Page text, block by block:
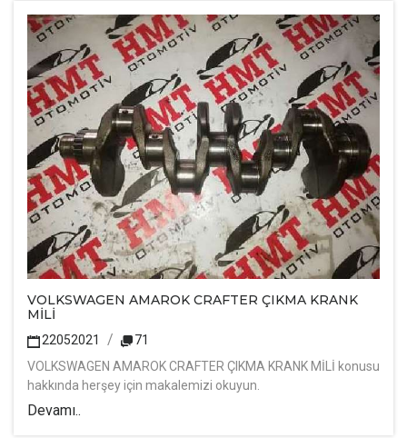
VOLKSWAGEN AMAROK CRAFTER ÇIKMA KRANK
MİLİ
22052021
71
VOLKSWAGEN AMAROK CRAFTER ÇIKMA KRANK MİLİ konusu
hakkında herşey için makalemizi okuyun.
Devamı..